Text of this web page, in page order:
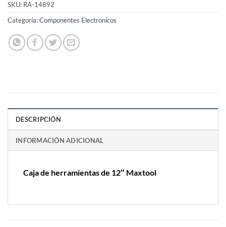
SKU: RA-14892
Categoría:Componentes Electronicos
DESCRIPCIÓN
INFORMACIÓN ADICIONAL
Caja de herramientas de 12″ Maxtool